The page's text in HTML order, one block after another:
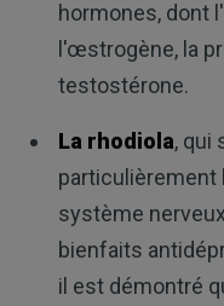
hormones, dont
l'œstrogène, la
testostérone.
La rhodiola, qui
particulièrement
système
bienfaits
il est démontré